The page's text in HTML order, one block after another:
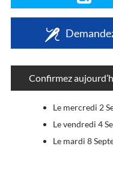
Confirmez
Le mercredi 2
Le vendredi 4
Le mardi 8